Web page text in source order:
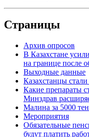
Страницы
Архив опросов
В Казахстане
на границе после
Выходные данные
Казахстанцы
Какие препараты
Минздрав
Малина за 5000
Мероприятия
Обязательные
будут платить